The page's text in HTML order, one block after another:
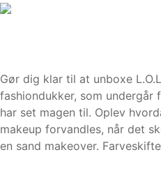
Gør dig klar til at unboxe
fashiondukker, som undergår
har set magen til. Oplev
makeup forvandles, når det
en sand makeover.